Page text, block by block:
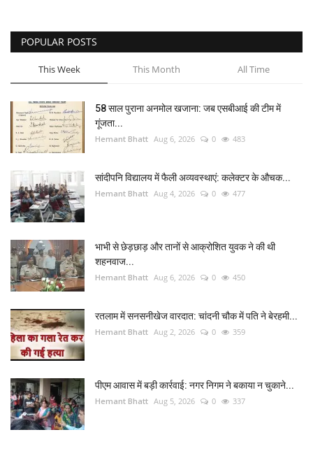
POPULAR POSTS
This Week This Month All Time
58 साल पुराना अनमोल खजाना: जब एसबीआई की टीम में
गूंजता...
Hemant Bhatt Aug 6, 2026 0 483
सांदीपनि विद्यालय में फैली अव्यवस्थाएं: कलेक्टर के औचक...
Hemant Bhatt Aug 4, 2026 0 477
भाभी से छेड़छाड़ और तानों से आक्रोशित युवक ने की थी
शहनवाज...
Hemant Bhatt Aug 6, 2026 0 450
रतलाम में सनसनीखेज वारदात: चांदनी चौक में पति ने बेरहमी...
Hemant Bhatt Aug 2, 2026 0 359
पीएम आवास में बड़ी कार्रवाई: नगर निगम ने बकाया न चुकाने...
Hemant Bhatt Aug 5, 2026 0 337